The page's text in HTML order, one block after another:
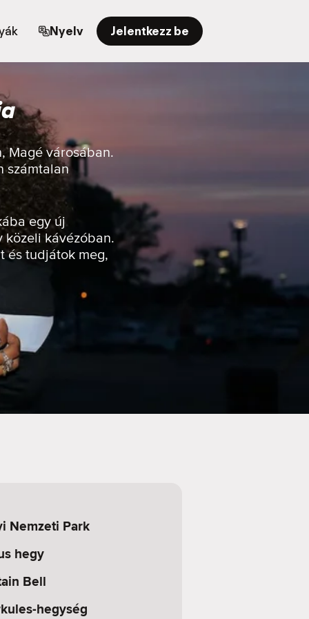
Nyelv Jelentkezz be
Magé városában.
számtalan
egy új
közeli kávézóban.
és tudjátok meg,
Nemzeti Park
hegy
Bell
hegység